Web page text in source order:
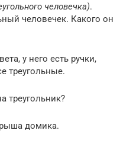
человечка).
человечек. Какого он
у него есть ручки,
треугольные.
треугольник?
домика.